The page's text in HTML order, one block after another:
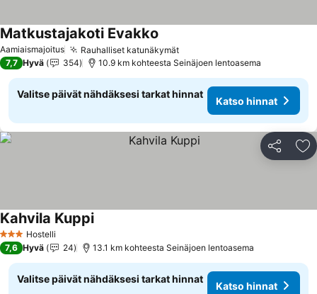
Aamiaismajoitus Rauhalliset katunäkymät
Matkustajakoti Evakko
7,7 Hyvä 354 10.9 km kohteesta Seinäjoen lentoasema
Valitse päivät nähdäksesi tarkat hinnat
Katso hinnat
Jaa
3 Tähtiluokitus
Hostelli
Kahvila Kuppi
7,6 Hyvä 24 13.1 km kohteesta Seinäjoen lentoasema
Valitse päivät nähdäksesi tarkat hinnat
Katso hinnat